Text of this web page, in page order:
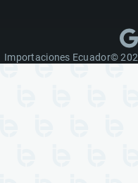
Importaciones Ecuador©